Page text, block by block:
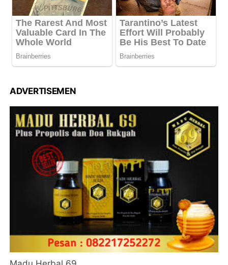
ADVERTISEMEN